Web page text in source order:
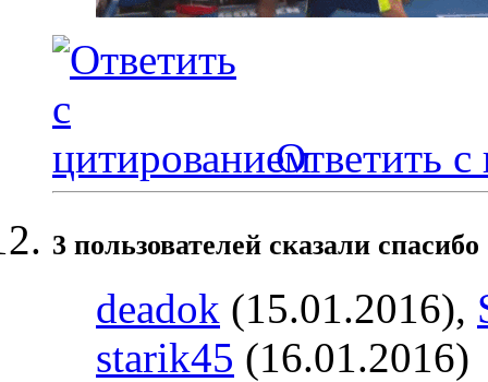
Ответить с
3 пользователей сказали
deadok (15.01.2016),
starik45 (16.01.2016)